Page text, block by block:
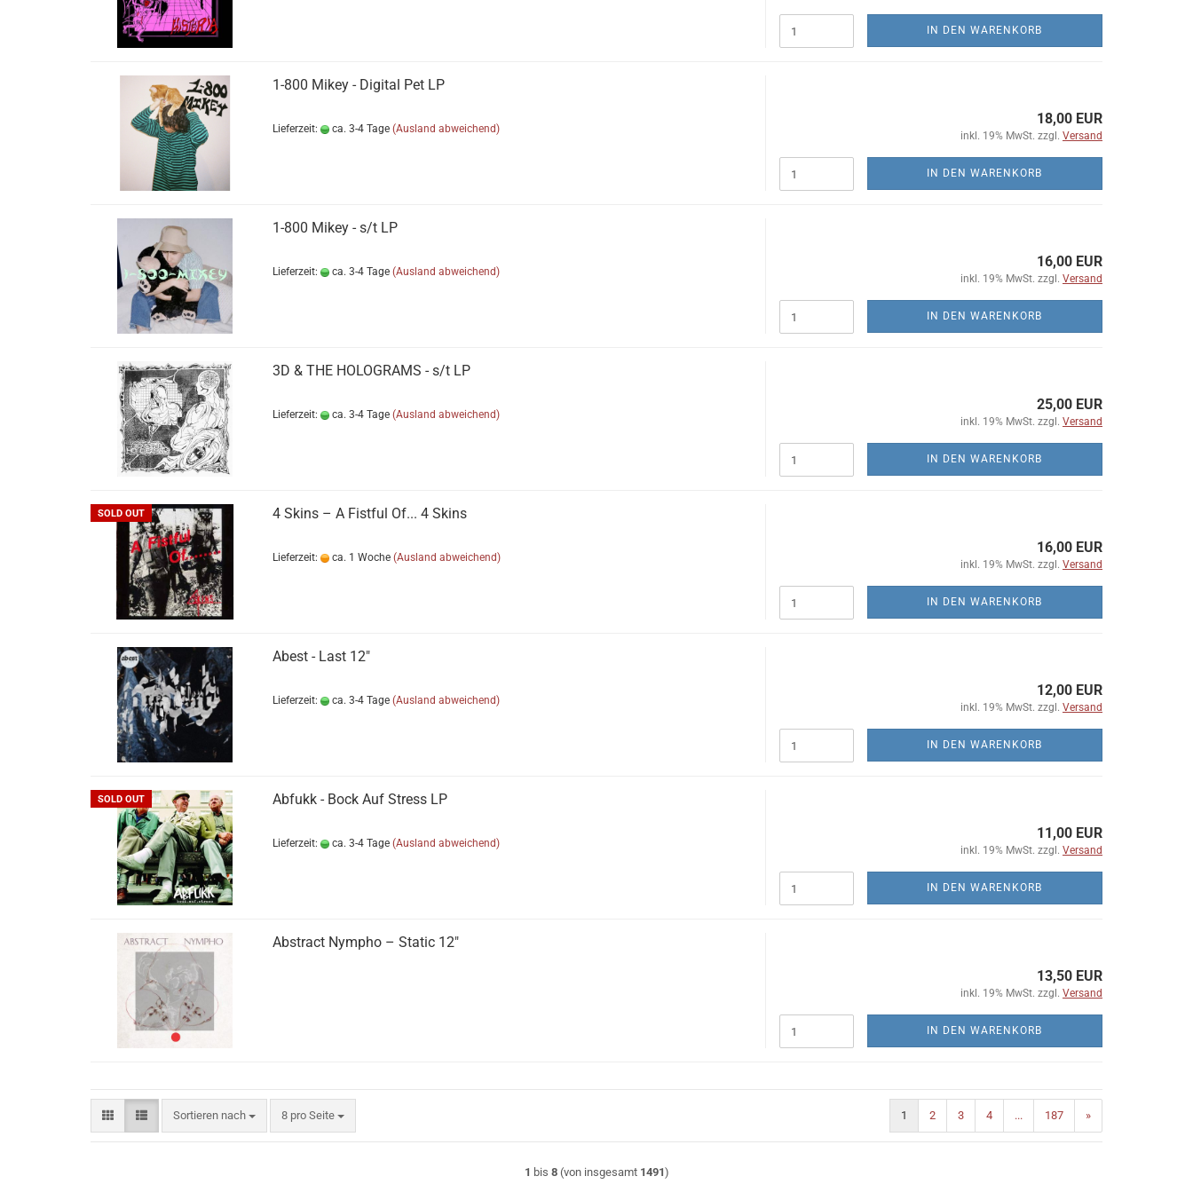
IN DEN WARENKORB
1​-​800 Mikey - Digital Pet LP
Lieferzeit: ca. 3-4 Tage (Ausland abweichend)
18,00 EUR
inkl. 19% MwSt. zzgl. Versand
IN DEN WARENKORB
1​-​800 Mikey - s​/​t LP
Lieferzeit: ca. 3-4 Tage (Ausland abweichend)
16,00 EUR
inkl. 19% MwSt. zzgl. Versand
IN DEN WARENKORB
3D & THE HOLOGRAMS - s/t LP
Lieferzeit: ca. 3-4 Tage (Ausland abweichend)
25,00 EUR
inkl. 19% MwSt. zzgl. Versand
IN DEN WARENKORB
SOLD OUT 4 Skins ‎– A Fistful Of... 4 Skins
Lieferzeit: ca. 1 Woche (Ausland abweichend)
16,00 EUR
inkl. 19% MwSt. zzgl. Versand
IN DEN WARENKORB
Abest - Last 12"
Lieferzeit: ca. 3-4 Tage (Ausland abweichend)
12,00 EUR
inkl. 19% MwSt. zzgl. Versand
IN DEN WARENKORB
SOLD OUT Abfukk - Bock Auf Stress LP
Lieferzeit: ca. 3-4 Tage (Ausland abweichend)
11,00 EUR
inkl. 19% MwSt. zzgl. Versand
IN DEN WARENKORB
Abstract Nympho ‎– Static 12"
13,50 EUR
inkl. 19% MwSt. zzgl. Versand
IN DEN WARENKORB
Sortieren nach
Sortieren nach 8 pro Seite
pro Seite 1 2 3 4 ... 187 »
1 bis 8(von insgesamt 1491)